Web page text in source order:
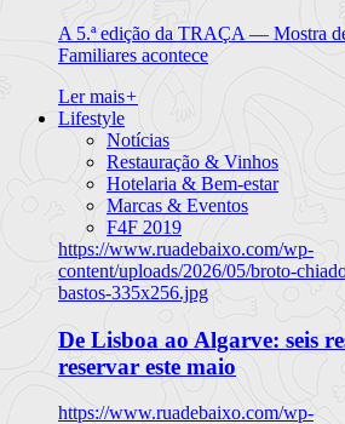
A 5.ª edição da TRAÇA — Mostra
Familiares acontece
Ler mais+
Lifestyle
Notícias
Restauração & Vinhos
Hotelaria & Bem-estar
Marcas & Eventos
F4F 2019
https://www.ruadebaixo.com/wp-
content/uploads/2026/05/broto-
bastos-335x256.jpg
De Lisboa ao Algarve: seis
reservar este maio
https://www.ruadebaixo.com/wp-